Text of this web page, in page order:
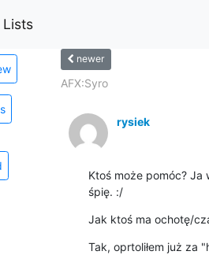
newer
AFX:Syro
rysiek
Ktoś może pomóc? Ja
śpię. :/
Jak ktoś ma ochotę/
Tak, oprtoliłem już za